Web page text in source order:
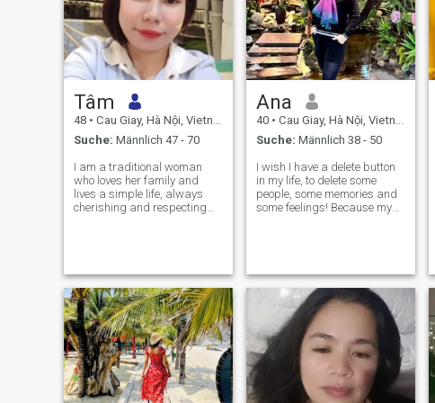
Tâm
48 • Cau Giay, Hà Nội, Vietnam
Suche: Männlich 47 - 70
I am a traditional woman
who loves her family and
lives a simple life, always
cherishing and respecting
Ana
40 • Cau Giay, Hà Nội, Vietnam
Suche: Männlich 38 - 50
I wish I have a delete button
in my life, to delete some
people, some memories and
some feelings! Because my
for a permanent person who
would understa